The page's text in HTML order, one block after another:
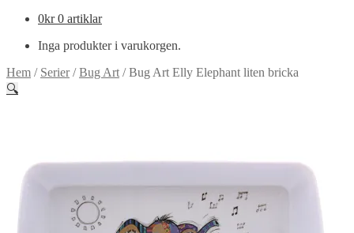
0kr 0 artiklar
Inga produkter i varukorgen.
Hem / Serier/Bug Art /Bug Art Elly Elephant liten bricka
🔍